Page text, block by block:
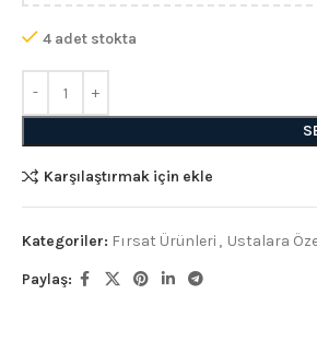
4 adet stokta
Karşılaştırmak için ekle
Kategoriler: Fırsat Ürünleri , Ustalara
Paylaş: